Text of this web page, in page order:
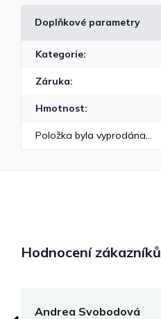
Doplňkové parametry
Kategorie:
Záruka:
Hmotnost:
Položka byla vyprodána…
Hodnocení zákazníků
Andrea Svobodová